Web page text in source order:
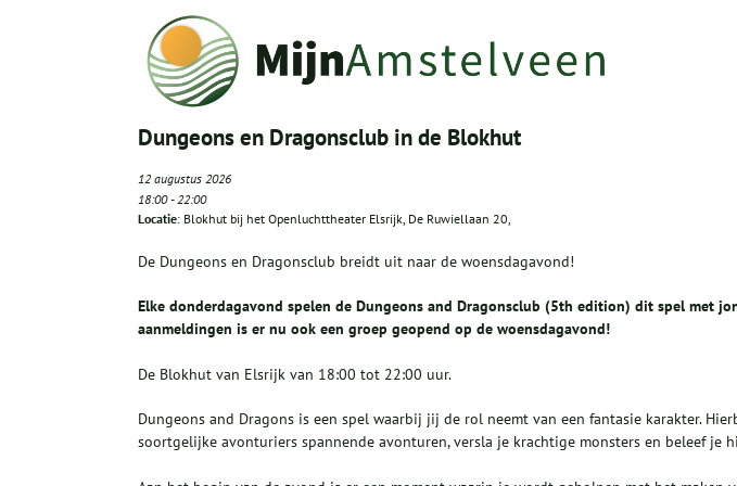
Dungeons en Dragonsclub in de Blokhut
12 augustus 2026
18:00-22:00
Locatie: Blokhut bij het Openluchttheater Elsrijk, De Ruwiellaan 20,
De Dungeons en Dragonsclub breidt uit naar de woensdagavond!
Elke donderdagavond spelen de Dungeons and Dragonsclub (5th edition) dit spel met
aanmeldingen is er nu ook een groep geopend op de woensdagavond!
De Blokhut van Elsrijk van 18:00 tot 22:00 uur.
Dungeons and Dragons is een spel waarbij jij de rol neemt van een fantasie karakter.
soortgelijke avonturiers spannende avonturen, versla je krachtige monsters en beleef je